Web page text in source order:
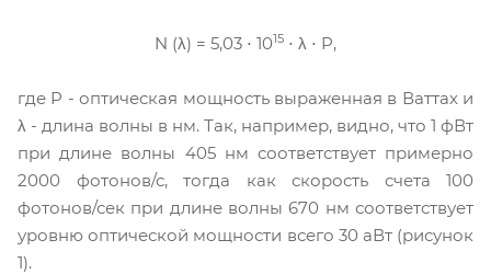
N (λ) = 5,03 ⋅ 1015 ⋅ λ ⋅ P,
где P - оптическая мощность выраженная в Ваттах и
​​λ - длина волны в нм. Так, например, видно, что 1 фВт
при длине волны 405 нм соответствует примерно
2000 фотонов/с, тогда как скорость счета 100
фотонов/сек при длине волны 670 нм соответствует
уровню оптической мощности всего 30 аВт (рисунок
1).